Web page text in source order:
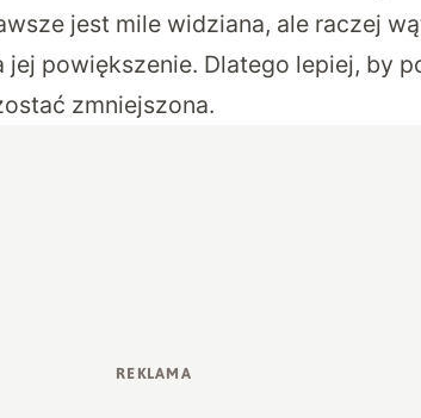
jest mile widziana, ale raczej
jej powiększenie. Dlatego lepiej, by
zmniejszona.